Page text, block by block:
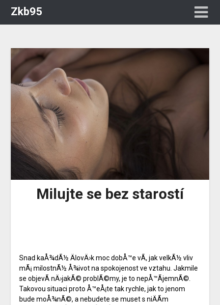
Zkb95
Milujte se bez starostí
Snad kaÅ¾dÃ½ ÄlovÄ›k moc dobÅ™e vÃ­, jak velkÃ½ vliv
mÃ¡ milostnÃ½ Å¾ivot na spokojenost ve vztahu. Jakmile
se objevÃ­ nÄ›jakÃ© problÃ©my, je to nepÅ™Ã­jemnÃ©.
Takovou situaci proto Å™eÅ¡te tak rychle, jak to jenom
bude moÅ¾nÃ©, a nebudete se muset s niÄÃ­m